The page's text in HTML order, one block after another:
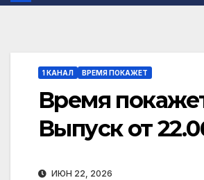
1 КАНАЛ ВРЕМЯ ПОКАЖЕТ
Время
Выпуск от
ИЮН 22, 2026